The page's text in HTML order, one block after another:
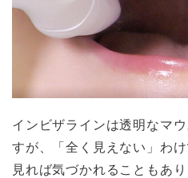
インビザラインは透明なマ
すが、「全く見えない」わ
見れば気づかれることもあ